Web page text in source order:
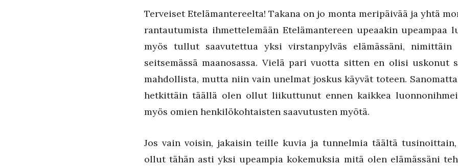
Terveiset Etelämantereelta! Takana on jo monta meripäivää ja yhtä
rantautumista ihmettelemään Etelämantereen upeaakin upeampaa
myös tullut saavutettua yksi virstanpylväs elämässäni, nimittäin
seitsemässä maanosassa. Vielä pari vuotta sitten en olisi uskonut
mahdollista, mutta niin vain unelmat joskus käyvät toteen.
hetkittäin täällä olen ollut liikuttunut ennen kaikkea
myös omien henkilökohtaisten saavutusten myötä.
Jos vain voisin, jakaisin teille kuvia ja tunnelmia täältä
ollut tähän asti yksi upeampia kokemuksia mitä olen elämässäni